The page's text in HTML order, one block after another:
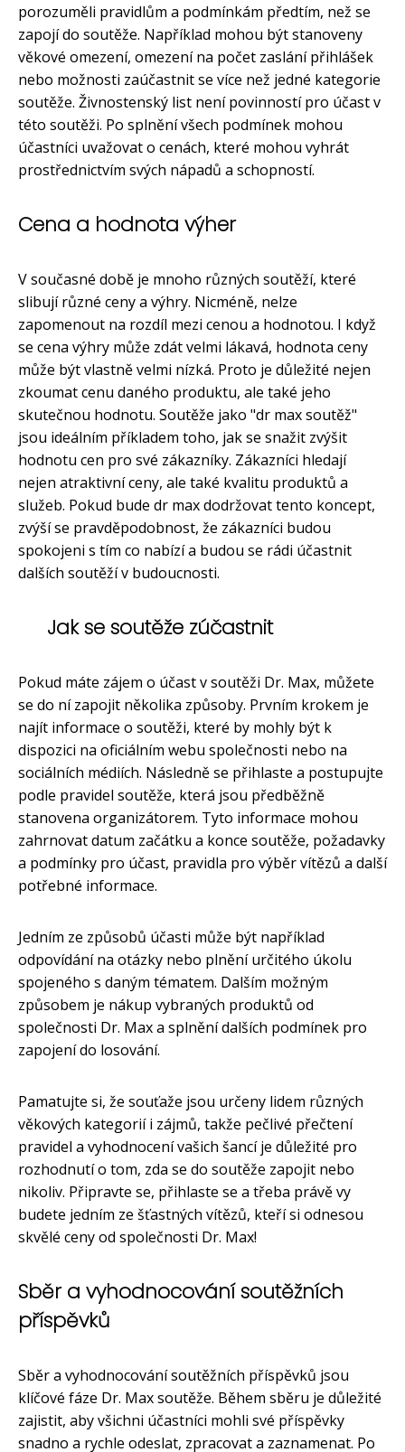
porozuměli pravidlům a podmínkám předtím, než se
zapojí do soutěže. Například mohou být stanoveny
věkové omezení, omezení na počet zaslání přihlášek
nebo možnosti zaúčastnit se více než jedné kategorie
soutěže. Živnostenský list není povinností pro účast v
této soutěži. Po splnění všech podmínek mohou
účastníci uvažovat o cenách, které mohou vyhrát
prostřednictvím svých nápadů a schopností.
Cena a hodnota výher
V současné době je mnoho různých soutěží, které
slibují různé ceny a výhry. Nicméně, nelze
zapomenout na rozdíl mezi cenou a hodnotou. I když
se cena výhry může zdát velmi lákavá, hodnota ceny
může být vlastně velmi nízká. Proto je důležité nejen
zkoumat cenu daného produktu, ale také jeho
skutečnou hodnotu. Soutěže jako "dr max soutěž"
jsou ideálním příkladem toho, jak se snažit zvýšit
hodnotu cen pro své zákazníky. Zákazníci hledají
nejen atraktivní ceny, ale také kvalitu produktů a
služeb. Pokud bude dr max dodržovat tento koncept,
zvýší se pravděpodobnost, že zákazníci budou
spokojeni s tím co nabízí a budou se rádi účastnit
dalších soutěží v budoucnosti.
Jak se soutěže zúčastnit
Pokud máte zájem o účast v soutěži Dr. Max, můžete
se do ní zapojit několika způsoby. Prvním krokem je
najít informace o soutěži, které by mohly být k
dispozici na oficiálním webu společnosti nebo na
sociálních médiích. Následně se přihlaste a postupujte
podle pravidel soutěže, která jsou předběžně
stanovena organizátorem. Tyto informace mohou
zahrnovat datum začátku a konce soutěže, požadavky
a podmínky pro účast, pravidla pro výběr vítězů a další
potřebné informace.
Jedním ze způsobů účasti může být například
odpovídání na otázky nebo plnění určitého úkolu
spojeného s daným tématem. Dalším možným
způsobem je nákup vybraných produktů od
společnosti Dr. Max a splnění dalších podmínek pro
zapojení do losování.
Pamatujte si, že souťaže jsou určeny lidem různých
věkových kategorií i zájmů, takže pečlivé přečtení
pravidel a vyhodnocení vašich šancí je důležité pro
rozhodnutí o tom, zda se do soutěže zapojit nebo
nikoliv. Připravte se, přihlaste se a třeba právě vy
budete jedním ze šťastných vítězů, kteří si odnesou
skvělé ceny od společnosti Dr. Max!
Sběr a vyhodnocování soutěžních
příspěvků
Sběr a vyhodnocování soutěžních příspěvků jsou
klíčové fáze Dr. Max soutěže. Během sběru je důležité
zajistit, aby všichni účastníci mohli své příspěvky
snadno a rychle odeslat, zpracovat a zaznamenat. Po